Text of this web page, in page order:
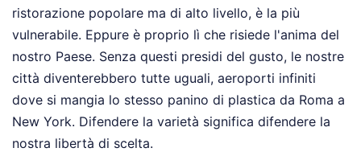
ristorazione popolare ma di alto livello, è la più
vulnerabile. Eppure è proprio lì che risiede l'anima del
nostro Paese. Senza questi presidi del gusto, le nostre
città diventerebbero tutte uguali, aeroporti infiniti
dove si mangia lo stesso panino di plastica da Roma a
New York. Difendere la varietà significa difendere la
nostra libertà di scelta.